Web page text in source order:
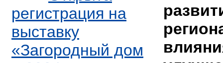
регистрация на
выставку
«Загородный дом